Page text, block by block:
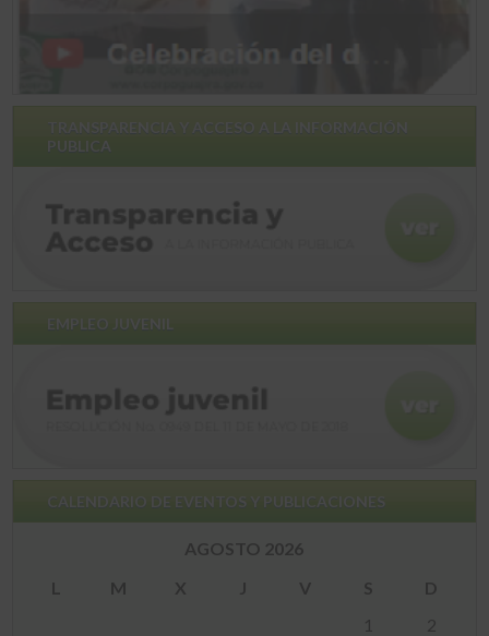
PUBLICA
EMPLEO JUVENIL
CALENDARIO DE EVENTOS Y PUBLICACIONES
AGOSTO 2026
L
M X J V S
D
1
2